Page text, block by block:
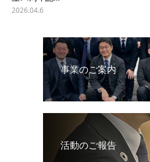
2026.04.6
事業のご案内
活動のご報告